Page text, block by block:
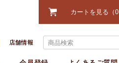
カートを見る 0
店舗情報